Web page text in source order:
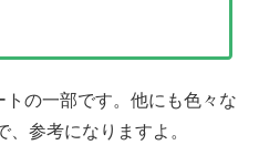
の一部です。他にも色々な
参考になりますよ。